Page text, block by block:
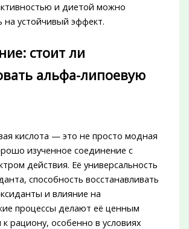
и диетой можно
на устойчивый эффект.
стоит ли
альфа-липоевую
кислота — это не просто модная
изученное соединение с
действия. Её универсальность
способность восстанавливать
и влияние на
процессы делают её ценным
рациону, особенно в условиях